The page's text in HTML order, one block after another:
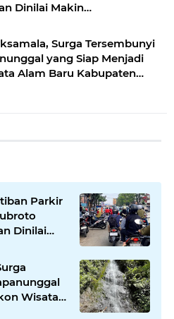
Dinilai Makin
Surga Tersembunyi
yang Siap Menjadi
Alam Baru Kabupaten
Parkir
Dinilai
Wisata